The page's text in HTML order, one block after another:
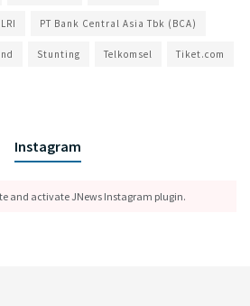
PT Bank Central Asia Tbk (BCA)
Stunting Telkomsel Tiket.com
Instagram
and activate JNews Instagram plugin.